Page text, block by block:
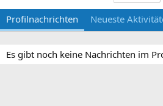
Profilnachrichten Neueste
Es gibt noch keine Nachrichten im